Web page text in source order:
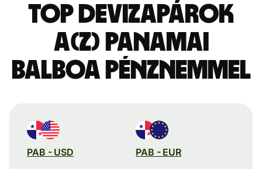
Top devizapárok
a(z) panamai
balboa pénznemmel
PAB - USD PAB - EUR